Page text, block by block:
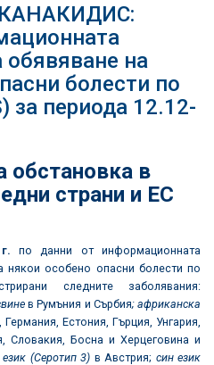
обявяване на
болести по
за периода 12.12-
обстановка в
страни и ЕС
г.по данни от информационната
някои особено опасни болести по
следните заболявания:
в Румъния и Сърбия; африканска
Естония, Гърция, Унгария,
Словакия, Босна и Херцеговина и
език (Серотип 3) в Австрия; син език